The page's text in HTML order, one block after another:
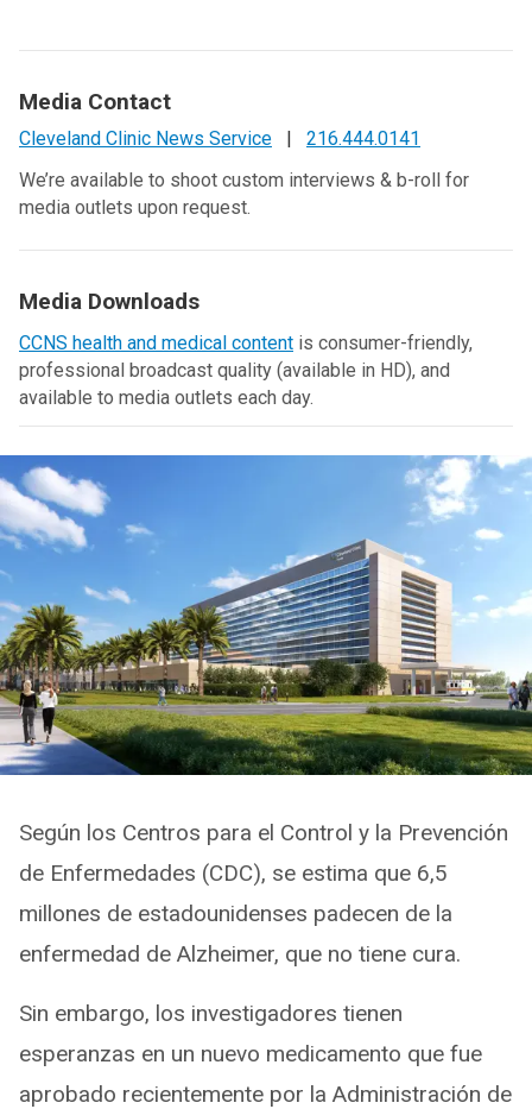
Media Contact
Cleveland Clinic News Service |
216.444.0141
We’re available to shoot custom interviews & b-roll for
media outlets upon request.
Media Downloads
CCNS health and medical content is consumer-friendly,
professional broadcast quality (available in HD), and
available to media outlets each day.
Según los Centros para el Control y la Prevención
de Enfermedades (CDC), se estima que 6,5
millones de estadounidenses padecen de la
enfermedad de Alzheimer, que no tiene cura.
Sin embargo, los investigadores tienen
esperanzas en un nuevo medicamento que fue
aprobado recientemente por la Administración de